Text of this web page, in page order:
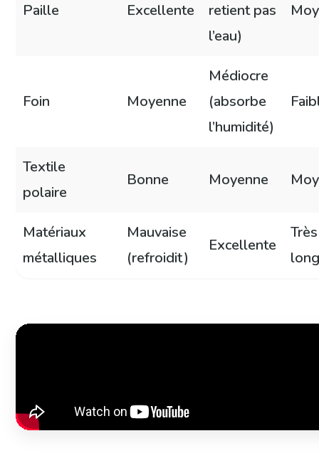
Paille Excellente
retient pas
l’eau)
Foin Moyenne
Médiocre
(absorbe
l’humidité)
Textile
polaire
Bonne Moyenne
Matériaux
métalliques
Mauvaise
(refroidit)
Excellente
Très